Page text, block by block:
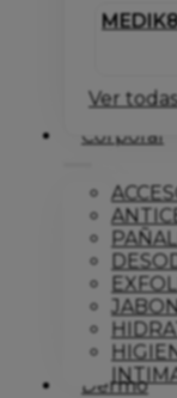
Ver
Corporal
Dermo